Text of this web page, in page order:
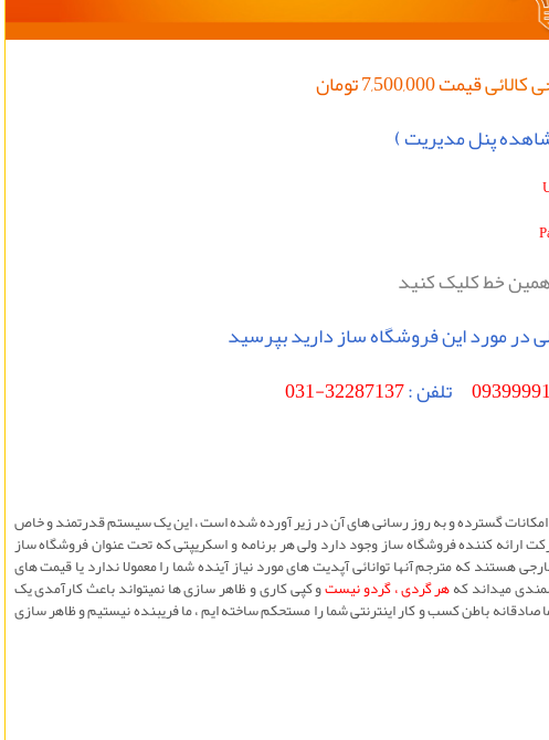
کالائیقیمت 7,500,000 تومان
پنل مديريت )
خط کليک کنيد
در مورد اين فروشگاه ساز دارید بپرسيد
تلفن :32287137-031
گسترده و به روز رسانی های آن در زير آورده شده است ، اين يک سيستم قدرتمند و خاص
کننده فروشگاه ساز وجود دارد ولی هر برنامه و اسکريپتی که تحت عنوان فروشگاه ساز
که مترجم آنها توانائی آپدیت های مورد نیاز آينده شما را معمولا ندارد يا قيمت های
میداند کههر گردی ، گردو نيستو کپی کاری و ظاهر سازی ها نمیتواند باعث کارآمدی يک
باطن کسب و کار اينترنتی شما را مستحکم ساخته ايم ، ما فريبنده نيستيم و ظاهر سازی